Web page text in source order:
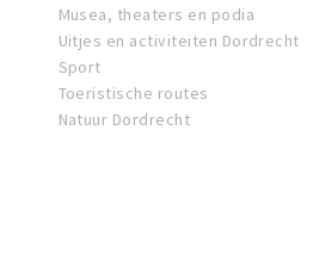
Musea, theaters en podia
Uitjes en activiteiten Dordrecht
Sport
Toeristische routes
Natuur Dordrecht